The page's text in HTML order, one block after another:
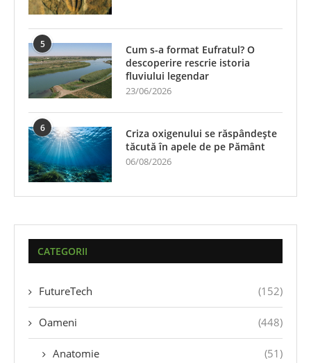
5
Cum s-a format Eufratul? O
descoperire rescrie istoria
fluviului legendar
23/06/2026
6
Criza oxigenului se răspândește
tăcută în apele de pe Pământ
06/08/2026
CATEGORII
FutureTech (152)
Oameni (448)
Anatomie (51)